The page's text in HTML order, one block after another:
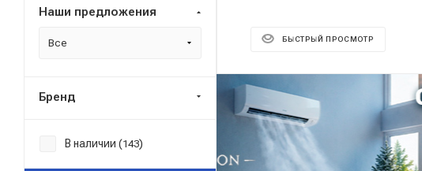
БЫСТРЫЙ ПРОСМОТР
Наши предложения
Все
Бренд
В наличии (143)